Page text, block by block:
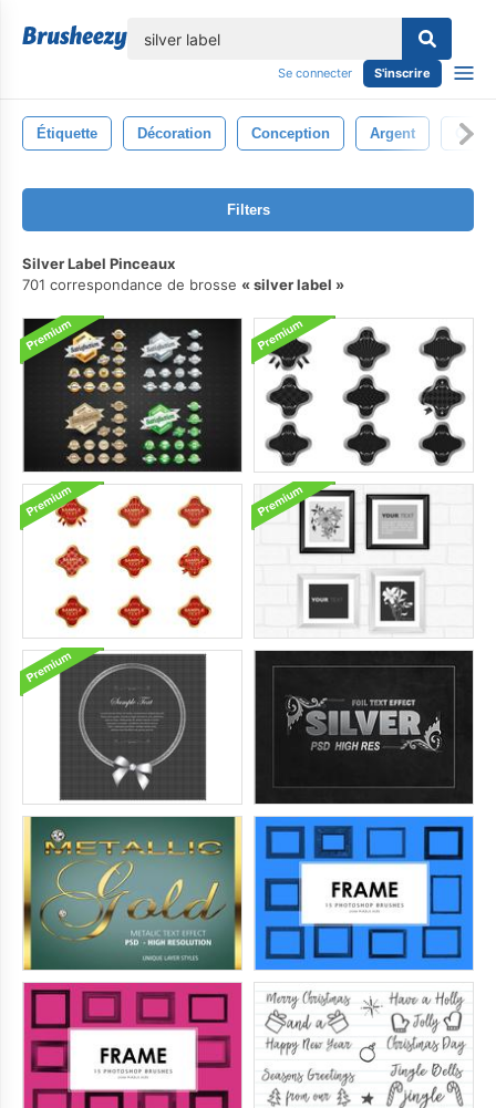
Se connecter S'inscrire
Étiquette Décoration Conception Argent Or
Filters
Silver Label Pinceaux
701 correspondance de brosse
silver label